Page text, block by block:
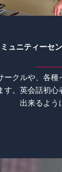
ュニティーセ
ークルや、各種
す。英会話初
出来るよう